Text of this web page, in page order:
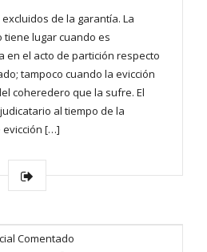
excluidos de la garantía. La
tiene lugar cuando es
en el acto de partición respecto
tampoco cuando la evicción
coheredero que la sufre. El
al tiempo de la
evicción […]
Comentado